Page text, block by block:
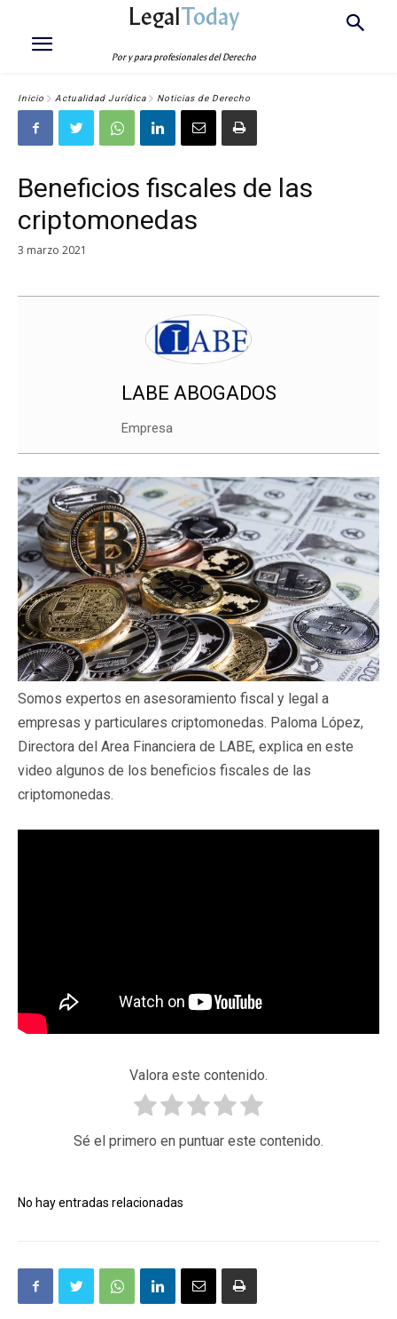
LegalToday
Por y para profesionales del Derecho
Inicio Actualidad Jurídica Noticias de Derecho
Beneficios fiscales de las
criptomonedas
3 marzo 2021
LABE ABOGADOS
Empresa
Somos expertos en asesoramiento fiscal y legal a
empresas y particulares criptomonedas. Paloma López,
Directora del Area Financiera de LABE, explica en este
video algunos de los beneficios fiscales de las
criptomonedas.
Valora este contenido.
Sé el primero en puntuar este contenido.
No hay entradas relacionadas